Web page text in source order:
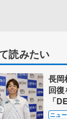
読みたい
長岡
回
「
「力
ニュ